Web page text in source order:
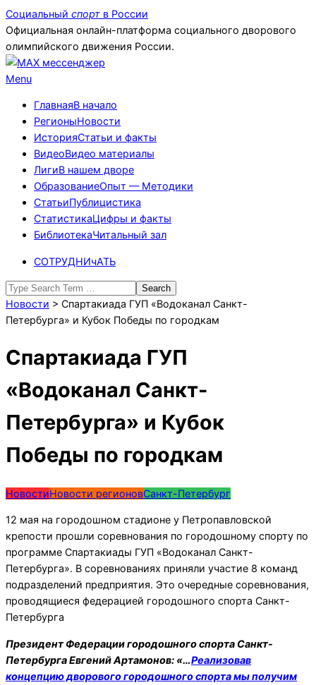
Skip
to
content
Социальный спорт в России
Официальная онлайн-платформа социального дворового
олимпийского движения России.
Primary
Menu
Menu
ГлавнаяВ начало
РегионыНовости
ИсторияСтатьи и факты
ВидеоВидео материалы
ЛигиВ нашем дворе
ОбразованиеОпыт — Методики
СтатьиПублицистика
СтатистикаЦифры и факты
БиблиотекаЧитальный зал
СОТРУДНИчАТЬ
Search
Новости > Спартакиада ГУП «Водоканал Санкт-
Петербурга» и Кубок Победы по городкам
Спартакиада ГУП
«Водоканал Санкт-
Петербурга» и Кубок
Победы по городкам
НовостиНовости регионовСанкт-Петербург
12 мая на городошном стадионе у Петропавловской
крепости прошли соревнования по городошному спорту по
программе Спартакиады ГУП «Водоканал Санкт-
Петербурга». В соревнованиях приняли участие 8 команд
подразделений предприятия. Это очередные соревнования,
проводящиеся федерацией городошного спорта Санкт-
Петербурга
Президент Федерации городошного спорта Санкт-
Петербурга Евгений Артамонов: «…Реализовав
концепцию дворового городошного спорта мы получим